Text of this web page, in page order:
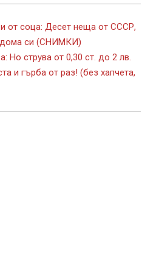
от соца: Десет неща от СССР,
дома си (СНИМКИ)
Но струва от 0,30 ст. до 2 лв.
и гърба от раз! (без хапчета,